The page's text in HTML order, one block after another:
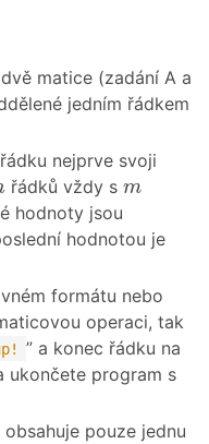
matice (zadání A a
jedním řádkem
nejprve svoji
řádků vždy s m
m
hodnoty jsou
hodnotou je
formátu nebo
operaci, tak
” a konec řádku na
ukončete program s
pouze jednu